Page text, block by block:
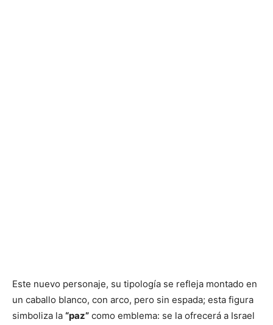
Este nuevo personaje, su tipología se refleja montado en
un caballo blanco, con arco, pero sin espada; esta figura
simboliza la “paz” como emblema: se la ofrecerá a Israel